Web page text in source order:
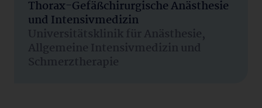
Thorax-Gefäßchirurgische Anästhesie
und Intensivmedizin
Universitätsklinik für Anästhesie,
Allgemeine Intensivmedizin und
Schmerztherapie